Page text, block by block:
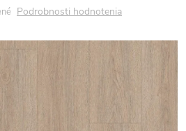
Podrobnosti hodnotenia